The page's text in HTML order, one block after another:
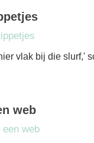
vlak bij die slurf,'
web
een web